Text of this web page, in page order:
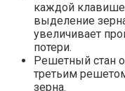
каждой клавише
выделение
увеличивает
потери.
Решетный стан
третьим
зерна.